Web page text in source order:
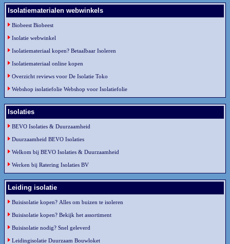
Isolatiematerialen webwinkels
Biobeest Biobeest
Isolatie webwinkel
Isolatiemateriaal kopen? Betaalbaar Isoleren
Isolatiemateriaal online kopen
Overzicht reviews voor De Isolatie Toko
Webshop isolatiefolie Webshop voor Isolatiefolie
Isolaties
BEVO Isolaties & Duurzaamheid
Duurzaamheid BEVO Isolaties
Welkom bij BEVO Isolaties & Duurzaamheid
Werken bij Ratering Isolaties BV
Leiding isolatie
Buisisolatie kopen? Alles om buizen te isoleren
Buisisolatie kopen? Bekijk het assortiment
Buisisolatie nodig? Snel geleverd
Leidingisolatie Duurzaam Bouwloket